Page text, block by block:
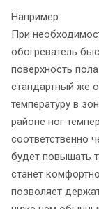
Например:
При
обогреватель
поверхность
стандартный же
температуру в
районе ног
соответственно
будет повышать
станет
позволяет